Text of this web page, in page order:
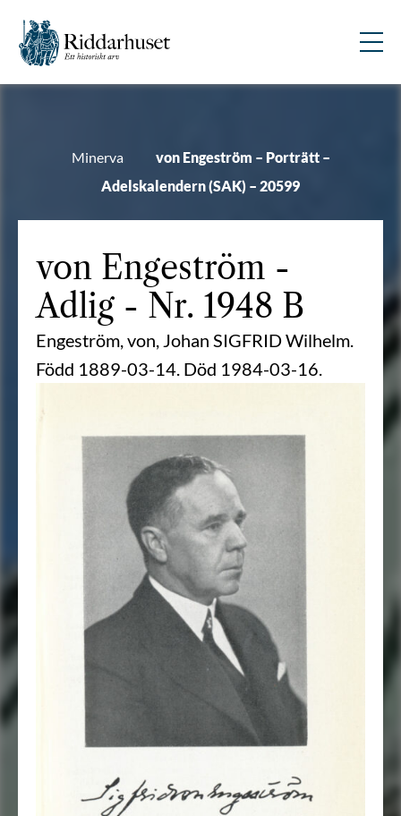
Minerva
von Engeström – Porträtt –
Adelskalendern (SAK) – 20599
von Engeström -
Adlig - Nr. 1948 B
Engeström, von, Johan SIGFRID Wilhelm.
Född 1889-03-14. Död 1984-03-16.